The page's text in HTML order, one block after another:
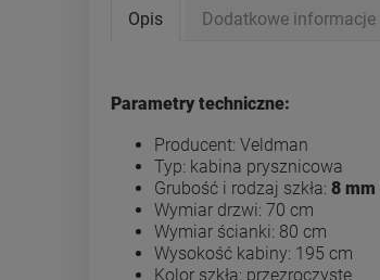
Opis Dodatkowe informacje
Parametry techniczne:
Producent: Veldman
Typ: kabina prysznicowa
Grubość i rodzaj szkła: 8 mm
Wymiar drzwi: 70 cm
Wymiar ścianki: 80 cm
Wysokość kabiny: 195 cm
Kolor szkła: przezroczyste